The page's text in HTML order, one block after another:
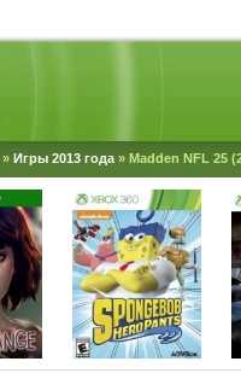
» Игры 2013 года » Madden NFL 25